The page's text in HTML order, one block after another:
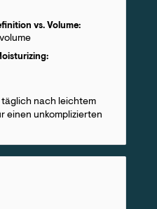
vs. Volume:
täglich nach leichtem
einen unkomplizierten